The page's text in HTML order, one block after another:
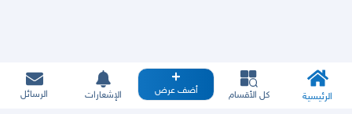
الرئيسية كل الأقسام أضف عرض الإشعارات الرسائل